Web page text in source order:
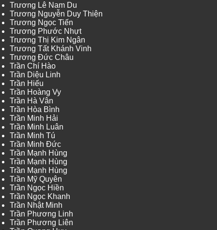
Trương Lê Nam Du
Trương Nguyễn Duy Thiện
Trương Ngọc Tiến
Trương Phước Nhựt
Trương Thị Kim Ngân
Trương Tất Khánh Vinh
Trương Đức Châu
Trần Chí Hào
Trần Diệu Linh
Trần Hiếu
Trần Hoàng Vy
Trần Hà Vân
Trần Hòa Bình
Trần Minh Hải
Trần Minh Luân
Trần Minh Tú
Trần Minh Đức
Trần Mạnh Hùng
Trần Mạnh Hùng
Trần Mạnh Hùng
Trần Mỹ Quyên
Trần Ngọc Hiền
Trần Ngọc Khanh
Trần Nhật Minh
Trần Phương Linh
Trần Phương Liên